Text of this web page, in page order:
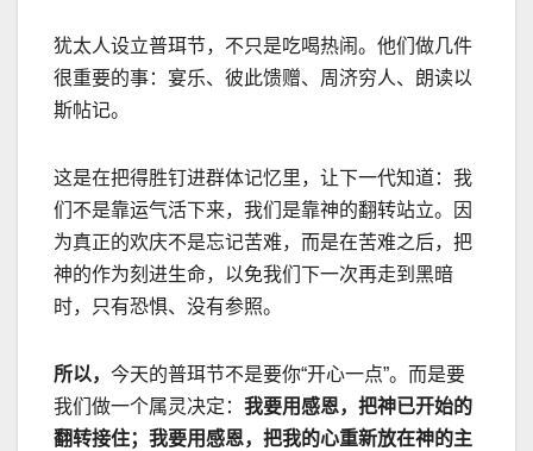
犹太人设立普珥节，不只是吃喝热闹。他们做几件
很重要的事：宴乐、彼此馈赠、周济穷人、朗读以
斯帖记。
这是在把得胜钉进群体记忆里，让下一代知道：我
们不是靠运气活下来，我们是靠神的翻转站立。因
为真正的欢庆不是忘记苦难，而是在苦难之后，把
神的作为刻进生命，以免我们下一次再走到黑暗
时，只有恐惧、没有参照。
所以， 今天的普珥节不是要你“开心一点”。而是要
我们做一个属灵决定： 我要用感恩，把神已开始的
翻转接住；我要用感恩，把我的心重新放在神的主